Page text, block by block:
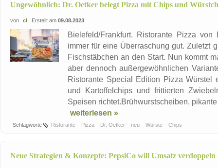
Ungewöhnlich: Dr. Oetker belegt Pizza mit Chips und
von cl Erstellt am 09.08.2023
Bielefeld/Frankfurt. Ristorante Pizza
immer für eine Überraschung gut. Zuletzt
Fischstäbchen an den Start. Nun kommt
aber dennoch außergewöhnlichen
Ristorante Special Edition Pizza
und Kartoffelchips und frittierten
Speisen richtet.Brühwurstscheiben, pikante
weiterlesen »
Schlagworte Ristorante Pizza Dr. Oetker neu Würste Chips
Neue Strategien & Konzepte: PepsiCo will Umsatz verdoppeln